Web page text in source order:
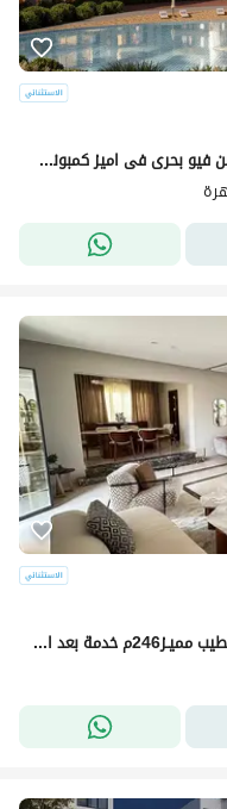
بخصم الكاش وافضل سعر دوبلكس للبيع اوبن فيو بحرى فى اميز كمبوند بمنطقه ار 8 بالعاصمه الاداريه الجديده
استلم فوري بأقل مقدم فيلا VIP فـ R5 تشطيب مميـز246م خدمة بعد البيع من Hyde Park للبيع في العاصمة الإدارية بجوار المقصد ولافيستا